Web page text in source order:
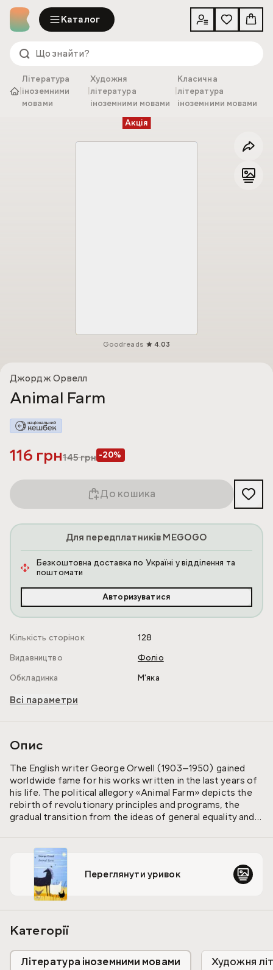
Каталог
Література
іноземними
мовами
Художня
література
іноземними мовами
Класична
література
іноземними мовами
Акція
Goodreads 4.03
Джордж Орвелл
Animal Farm
116 грн145грн -20%
До кошика
Для передплатників MEGOGO
Безкоштовна доставка по Україні у відділення та
поштомати
Авторизуватися
Кількість сторінок
128
Видавництво
Фоліо
Обкладинка
М'яка
Всі параметри
Опис
The English writer George Orwell (1903—1950) gained
worldwide fame for his works written in the last years of
his life. The political allegory «Animal Farm» depicts the
rebirth of revolutionary principles and programs, the
gradual transition from the ideas of general equality and
Переглянути уривок
Категорії
Література іноземними мовами Художня